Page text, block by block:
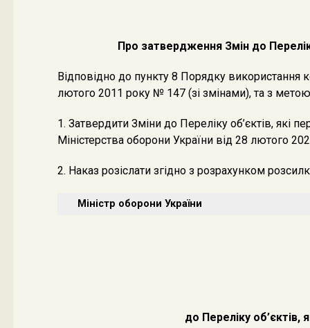
Про затвердження Змін до
Відповідно до пункту 8 Порядку використання
лютого 2011 року № 147 (зі змінами), та з
1. Затвердити Зміни до Переліку об’єктів,
Міністерства оборони України від 28 лютого
2. Наказ розіслати згідно з розрахунком
Міністр оборони України
до Переліку